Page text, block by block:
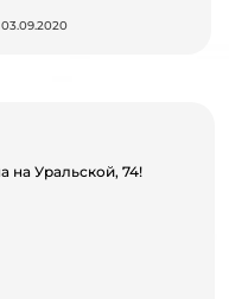
03.09.2020
Уральской, 74!